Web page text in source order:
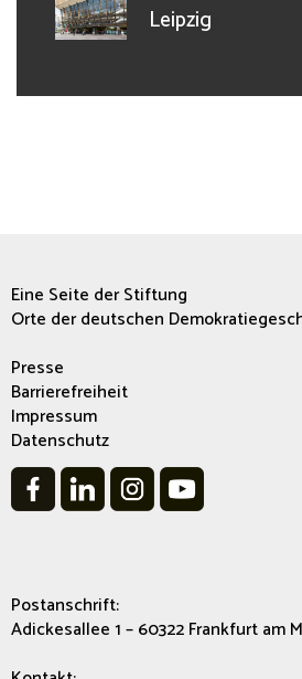
Leipzig
Eine Seite der Stiftung
Orte der deutschen
Presse
Barrierefreiheit
Impressum
Datenschutz
Postanschrift:
Adickesallee 1 – 60322 Frankfurt am